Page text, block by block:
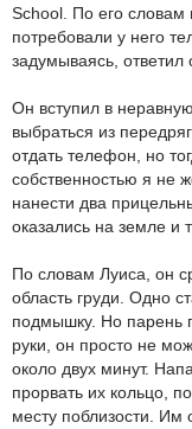
School. По его словам
потребовали у него
задумываясь, ответил
Он вступил в
выбраться из
отдать телефон, но
собственностью я не
нанести два
оказались на земле и
По словам Луиса, он
область груди. Одно
подмышку. Но парень
руки, он просто не
около двух минут.
прорвать их кольцо,
месту поблизости. Им